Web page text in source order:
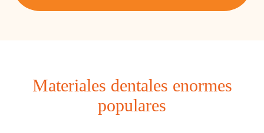
Materiales dentales enormes
populares